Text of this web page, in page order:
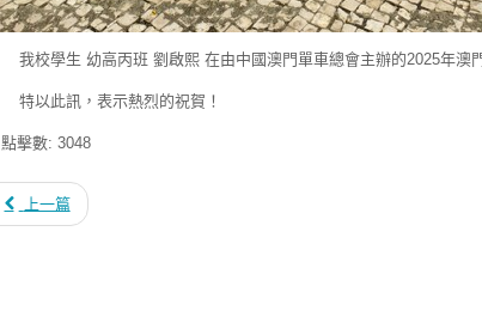
學生 幼高丙班 劉啟熙 在由中國澳門單車總會主辦的2025年澳門
特以此訊，表示熱烈的祝賀！
擊數: 3048
上一篇